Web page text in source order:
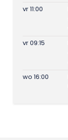
vr 11:00
vr 09:15
wo 16:00